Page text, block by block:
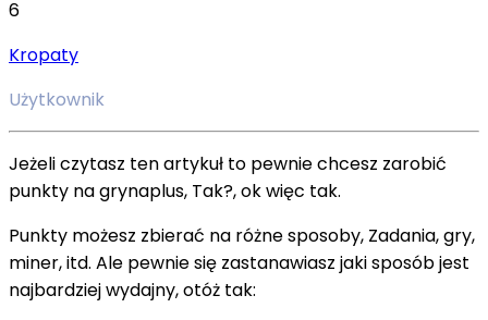
6
Kropaty
Użytkownik
Jeżeli czytasz ten artykuł to pewnie chcesz zarobić
punkty na grynaplus, Tak?, ok więc tak.
Punkty możesz zbierać na różne sposoby, Zadania, gry,
miner, itd. Ale pewnie się zastanawiasz jaki sposób jest
najbardziej wydajny, otóż tak: